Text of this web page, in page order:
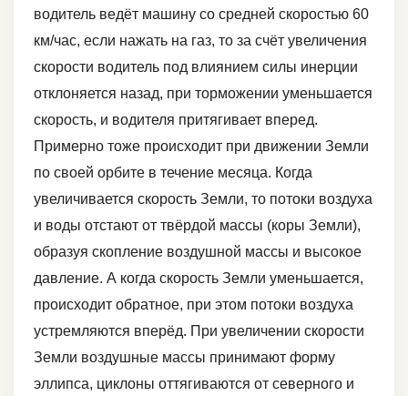
водитель ведёт машину со средней скоростью 60
км/час, если нажать на газ, то за счёт увеличения
скорости водитель под влиянием силы инерции
отклоняется назад, при торможении уменьшается
скорость, и водителя притягивает вперед.
Примерно тоже происходит при движении Земли
по своей орбите в течение месяца. Когда
увеличивается скорость Земли, то потоки воздуха
и воды отстают от твёрдой массы (коры Земли),
образуя скопление воздушной массы и высокое
давление. А когда скорость Земли уменьшается,
происходит обратное, при этом потоки воздуха
устремляются вперёд. При увеличении скорости
Земли воздушные массы принимают форму
эллипса, циклоны оттягиваются от северного и